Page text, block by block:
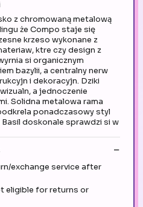
z chromowaną metalową
że Compo staje się
krzeso wykonane z
ktre czy design z
si organicznym
bazylii, a centralny nerw
i dekoracyjn. Dziki
a jednoczenie
Solidna metalowa rama
ponadczasowy styl
doskonale sprawdzi si w
exchange service after
eligible for returns or